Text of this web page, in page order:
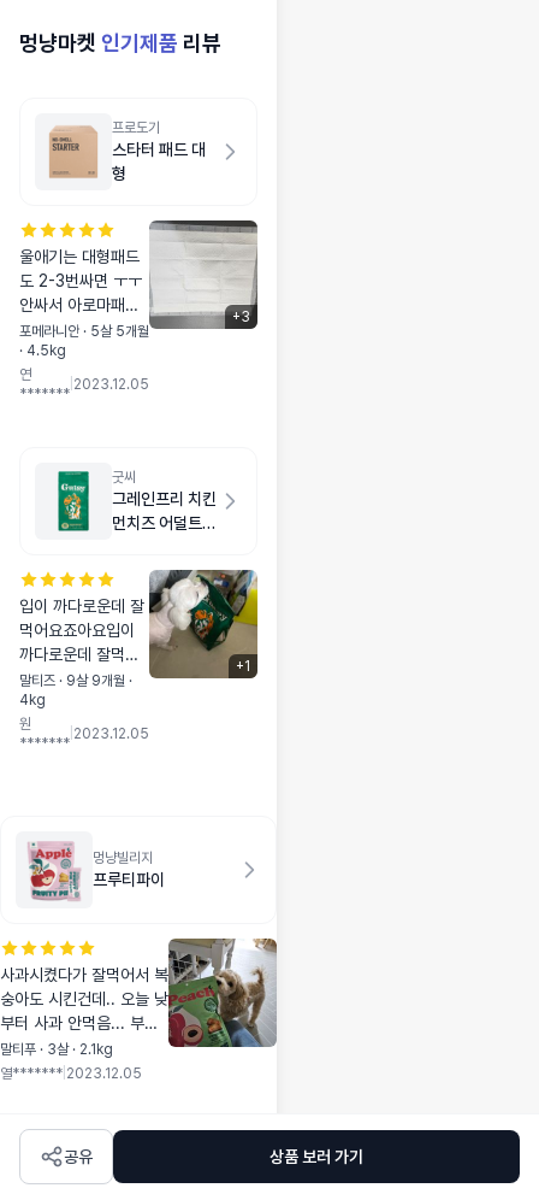
멍냥마켓 인기제품 리뷰
프로도기
스타터 패드 대
형
울애기는 대형패드
도 2-3번싸면 ㅜㅜ
안싸서 아로마패드
쓰다가 전에 멍냥보
감에서 보내주신거
사용해보고 괜찮아
긴하지만 자주 갈아
줄거라 문제없지용!!
가격도 저렴하고 대
이번에 넉넉하게 쟁
포메라니안 · 5살 5개월
· 4.5kg
연
*******
2023.12.05
+3
굿씨
그레인프리 치킨
먼치즈 어덜트
입이 까다로운데 잘
먹어요죠아요입이
까다로운데 잘먹어
요죠아요 입이 까다
로운데 잘먹어요죠
아요
말티즈 · 9살 9개월 ·
4kg
원
*******
2023.12.05
+1
멍냥빌리지
프루티파이
사과시켰다가 잘먹어서 복
숭아도 시킨건데.. 오늘 낮
부터 사과 안먹음... 부들
부들........
말티푸 · 3살 · 2.1kg
열******* 2023.12.05
공유 상품 보러 가기